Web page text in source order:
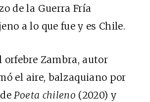
de la Guerra Fría
a lo que fue y es Chile.
orfebre Zambra, autor
el aire, balzaquiano por
dePoeta chileno (2020) y